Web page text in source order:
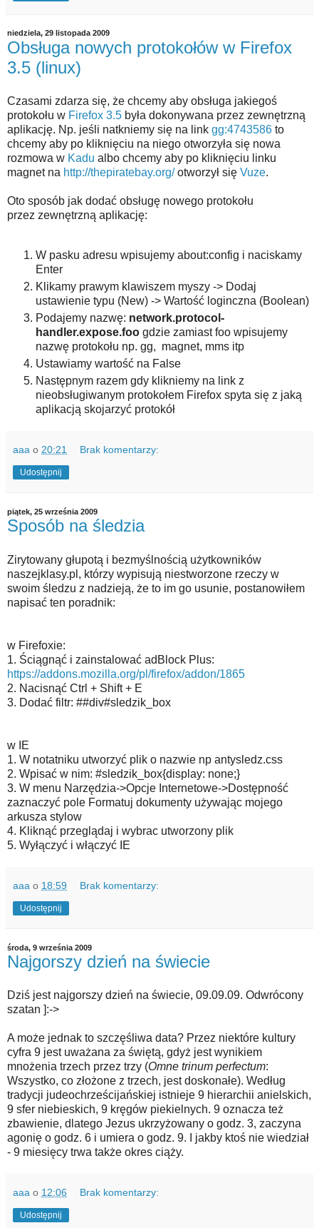
niedziela, 29 listopada 2009
Obsługa nowych protokołów w Firefox
3.5 (linux)
Czasami zdarza się, że chcemy aby obsługa jakiegoś
protokołu w Firefox 3.5 była dokonywana przez zewnętrzną
aplikację. Np. jeśli natkniemy się na link gg:4743586 to
chcemy aby po kliknięciu na niego otworzyła się nowa
rozmowa w Kadu albo chcemy aby po kliknięciu linku
magnet na http://thepiratebay.org/otworzył się Vuze.
Oto sposób jak dodać obsługę nowego protokołu
przez zewnętrzną aplikację:
W pasku adresu wpisujemy about:config i naciskamy
Enter
Klikamy prawym klawiszem myszy -> Dodaj
ustawienie typu (New) -> Wartość loginczna (Boolean)
Podajemy nazwę: network.protocol-
handler.expose.foo gdzie zamiast foo wpisujemy
nazwę protokołu np. gg, magnet, mms itp
Ustawiamy wartość na False
Następnym razem gdy klikniemy na link z
nieobsługiwanym protokołem Firefox spyta się z jaką
aplikacją skojarzyć protokół
aaa o 20:21 Brak komentarzy:
Udostępnij
piątek, 25 września 2009
Sposób na śledzia
Zirytowany głupotą i bezmyślnością użytkowników
naszejklasy.pl, którzy wypisują niestworzone rzeczy w
swoim śledzu z nadzieją, że to im go usunie, postanowiłem
napisać ten poradnik:
w Firefoxie:
1. Ściągnąć i zainstalować adBlock Plus:
https://addons.mozilla.org/pl/firefox/addon/1865
2. Nacisnąć Ctrl + Shift + E
3. Dodać filtr: ##div#sledzik_box
w IE
1. W notatniku utworzyć plik o nazwie np antysledz.css
2. Wpisać w nim: #sledzik_box{display: none;}
3. W menu Narzędzia->Opcje Internetowe->Dostępność
zaznaczyć pole Formatuj dokumenty używając mojego
arkusza stylow
4. Kliknąć przeglądaj i wybrac utworzony plik
5. Wyłączyć i włączyć IE
aaa o 18:59 Brak komentarzy:
Udostępnij
środa, 9 września 2009
Najgorszy dzień na świecie
Dziś jest najgorszy dzień na świecie, 09.09.09. Odwrócony
szatan ]:->
A może jednak to szczęśliwa data? Przez niektóre kultury
cyfra 9 jest uważana za świętą, gdyż jest wynikiem
mnożenia trzech przez trzy (Omne trinum perfectum:
Wszystko, co złożone z trzech, jest doskonałe). Według
tradycji judeochrześcijańskiej istnieje 9 hierarchii anielskich,
9 sfer niebieskich, 9 kręgów piekielnych. 9 oznacza też
zbawienie, dlatego Jezus ukrzyżowany o godz. 3, zaczyna
agonię o godz. 6 i umiera o godz. 9. I jakby ktoś nie wiedział
- 9 miesięcy trwa także okres ciąży.
aaa o 12:06 Brak komentarzy:
Udostępnij